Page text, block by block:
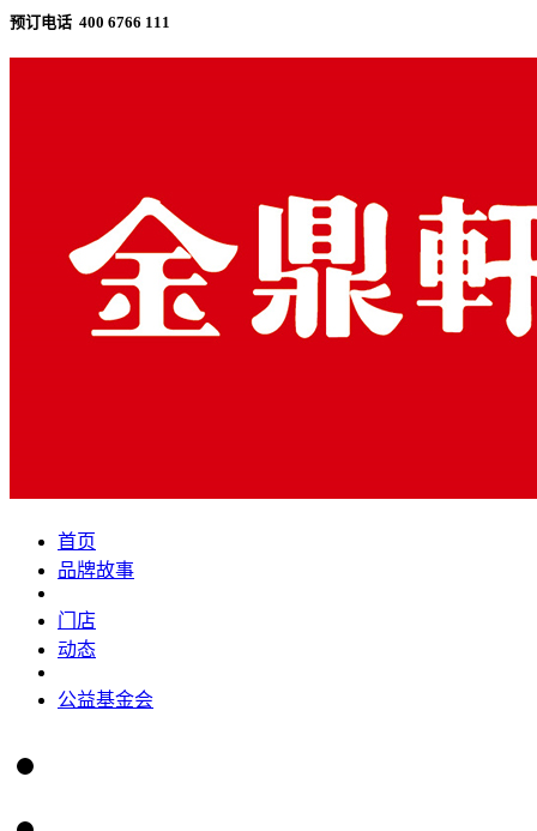
预订电话 400 6766 111
首页
品牌故事
门店
动态
公益基金会